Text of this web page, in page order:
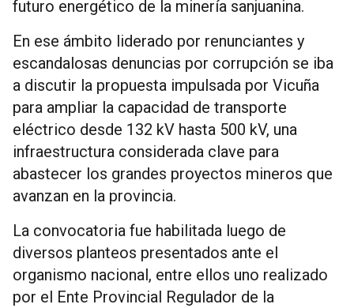
futuro energético de la minería sanjuanina.
En ese ámbito liderado por renunciantes y
escandalosas denuncias por corrupción se iba
a discutir la propuesta impulsada por Vicuña
para ampliar la capacidad de transporte
eléctrico desde 132 kV hasta 500 kV, una
infraestructura considerada clave para
abastecer los grandes proyectos mineros que
avanzan en la provincia.
La convocatoria fue habilitada luego de
diversos planteos presentados ante el
organismo nacional, entre ellos uno realizado
por el Ente Provincial Regulador de la